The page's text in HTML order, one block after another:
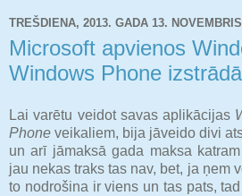
TREŠDIENA, 2013. GADA 13. NOVEMBRIS
Microsoft apvienos
Windows Phone
Lai varētu veidot savas aplikācijas
Phone veikaliem, bija jāveido divi
un arī jāmaksā gada maksa
jau nekas traks tas nav, bet, ja ņem
to nodrošina ir viens un tas pats,